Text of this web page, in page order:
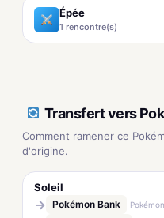
Épée
1 rencontre(s)
Transfert vers
Comment ramener ce
d'origine.
Soleil
→ Pokémon Bank